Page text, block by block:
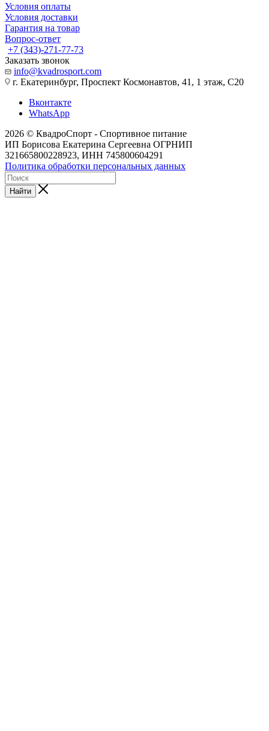
Условия оплаты
Условия доставки
Гарантия на товар
Вопрос-ответ
+7 (343)-271-77-73
Заказать звонок
info@kvadrosport.com
г. Екатеринбург, Проспект Космонавтов, 41, 1 этаж, С20
Вконтакте
WhatsApp
2026 © КвадроСпорт - Спортивное питание
ИП Борисова Екатерина Сергеевна ОГРНИП
321665800228923, ИНН 745800604291
Политика обработки персональных данных
Найти